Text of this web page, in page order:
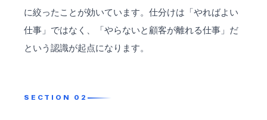
に絞ったことが効いています。仕分けは「やればよい
仕事」ではなく、「やらないと顧客が離れる仕事」だ
という認識が起点になります。